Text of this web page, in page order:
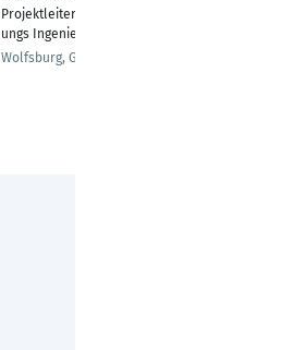
Projektleiter/Entwickl
ungs Ingenieur
Wolfsburg, Germany